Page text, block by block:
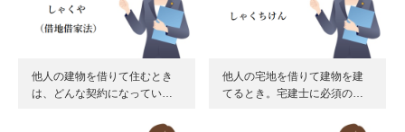
他人の建物を借りて住むとき
は、どんな契約になってい…
他人の宅地を借りて建物を建
てるとき。宅建士に必須の…